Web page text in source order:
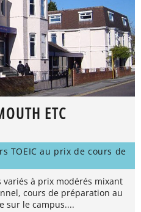
ETC
TOEIC au prix de cours de
variés à prix modérés mixant
cours de préparation au
sur le campus....